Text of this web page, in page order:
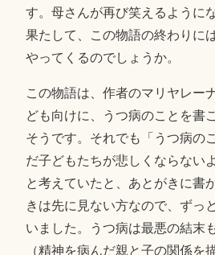
す。母さんが再び笑えるように
果たして、この物語の終わりに
やってくるのでしょうか。
この物語は、作者のマリヤレー
ども向けに、うつ病のことを書
そうです。それでも「うつ病の
だ子どもたちが悲しくならない
と考えていたと、あとがきに書
きは先に見ない方なので、ずっ
いました。うつ病は最悪の結末
（精神を病んだ親と子の関係を